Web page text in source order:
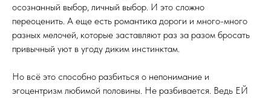
осознанный выбор, личный выбор. И это сложно
переоценить. А еще есть романтика дороги и много-много
разных мелочей, которые заставляют раз за разом бросать
привычный уют в угоду диким инстинктам.
Но всё это способно разбиться о непонимание и
эгоцентризм любимой половины. Не разбивается. Ведь ЕЙ